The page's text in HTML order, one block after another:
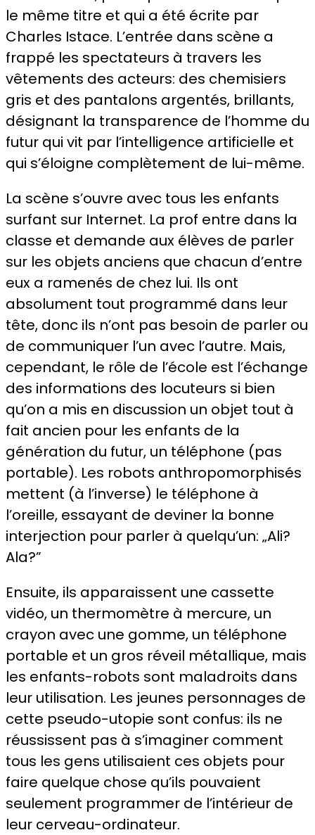
le même titre et qui a été écrite par
Charles Istace. L’entrée dans scène a
frappé les spectateurs à travers les
vêtements des acteurs: des chemisiers
gris et des pantalons argentés, brillants,
désignant la transparence de l’homme du
futur qui vit par l’intelligence artificielle et
qui s’éloigne complètement de lui-même.
La scène s’ouvre avec tous les enfants
surfant sur Internet. La prof entre dans la
classe et demande aux élèves de parler
sur les objets anciens que chacun d’entre
eux a ramenés de chez lui. Ils ont
absolument tout programmé dans leur
tête, donc ils n’ont pas besoin de parler ou
de communiquer l’un avec l’autre. Mais,
cependant, le rôle de l’école est l’échange
des informations des locuteurs si bien
qu’on a mis en discussion un objet tout à
fait ancien pour les enfants de la
génération du futur, un téléphone (pas
portable). Les robots anthropomorphisés
mettent (à l’inverse) le téléphone à
l’oreille, essayant de deviner la bonne
interjection pour parler à quelqu’un: „Ali?
Ala?”
Ensuite, ils apparaissent une cassette
vidéo, un thermomètre à mercure, un
crayon avec une gomme, un téléphone
portable et un gros réveil métallique, mais
les enfants-robots sont maladroits dans
leur utilisation. Les jeunes personnages de
cette pseudo-utopie sont confus: ils ne
réussissent pas à s’imaginer comment
tous les gens utilisaient ces objets pour
faire quelque chose qu’ils pouvaient
seulement programmer de l’intérieur de
leur cerveau-ordinateur.